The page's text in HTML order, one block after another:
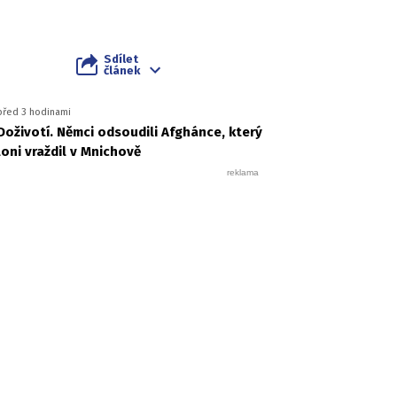
Sdílet
článek
3 hodinami
Němci odsoudili Afghánce, který
vraždil v Mnichově